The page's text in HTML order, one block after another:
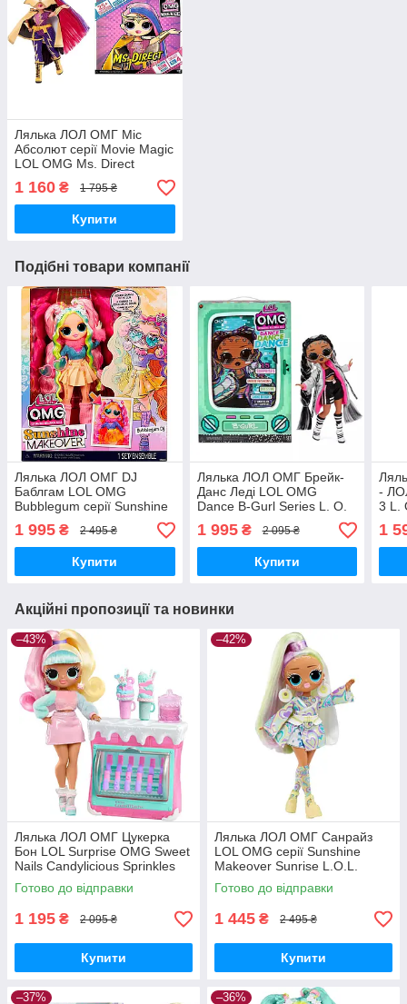
Лялька ЛОЛ ОМГ Міс
Абсолют серії Movie Magic
LOL OMG Ms. Direct
577904 L.O.L. Surprise!
Оригінал
1 160 ₴ 1 795 ₴
Купити
Подібні товари компанії
Лялька ЛОЛ ОМГ DJ
Баблгам LOL OMG
Bubblegum серії Sunshine
Makeover L.O.L. Surprise!
O.M.G. 589426 Оригінал
MyDoll.com.ua
1 995 ₴ 2 495 ₴
Купити
Лялька ЛОЛ ОМГ Брейк-
Данс Леді LOL OMG
Dance B-Gurl Series L. O.
L. Surprise! O. M. G. Серії
Денс 117858 Оригінал
1 995₴ 2 095 ₴
Купити
-
3 L.
1
Акційні пропозиції та новинки
–43%
Лялька ЛОЛ ОМГ Цукерка
Бон LOL Surprise OMG Sweet
Nails Candylicious Sprinkles
Shop 503781 MGA Оригінал
Готово до відправки
1 195 ₴ 2 095 ₴
Купити
–42%
Лялька ЛОЛ ОМГ Санрайз
LOL OMG серії Sunshine
Makeover Sunrise L.O.L.
Surprise! O.M.G. 589433
Оригінал
Готово до відправки
1 445 ₴ 2 495 ₴
Купити
–37% –36%